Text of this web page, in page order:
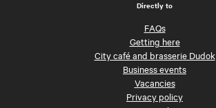
Directly to
FAQs
Getting here
City café and brasserie Dudok
Business events
Vacancies
Privacy policy